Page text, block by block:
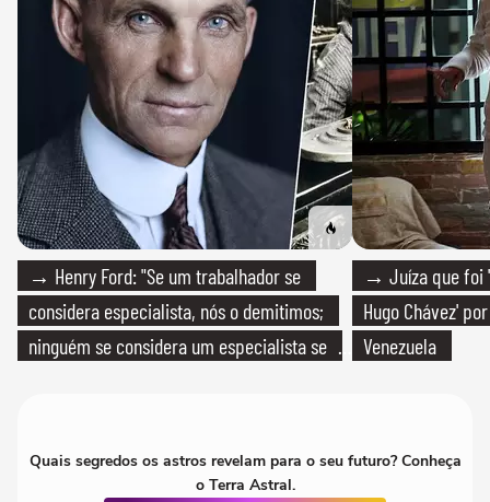
→ Henry Ford: "Se um trabalhador se
considera especialista, nós o demitimos;
ninguém se considera um especialista se
→ Juíza que foi
Hugo Chávez'
Venezuela
Quais segredos os astros revelam para o seu futuro? Conheça
o Terra Astral.